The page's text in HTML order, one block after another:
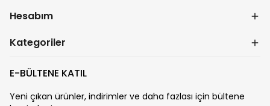
Hesabım
Kategoriler
E-BÜLTENE KATIL
Yeni çıkan ürünler, indirimler ve daha fazlası için bültene